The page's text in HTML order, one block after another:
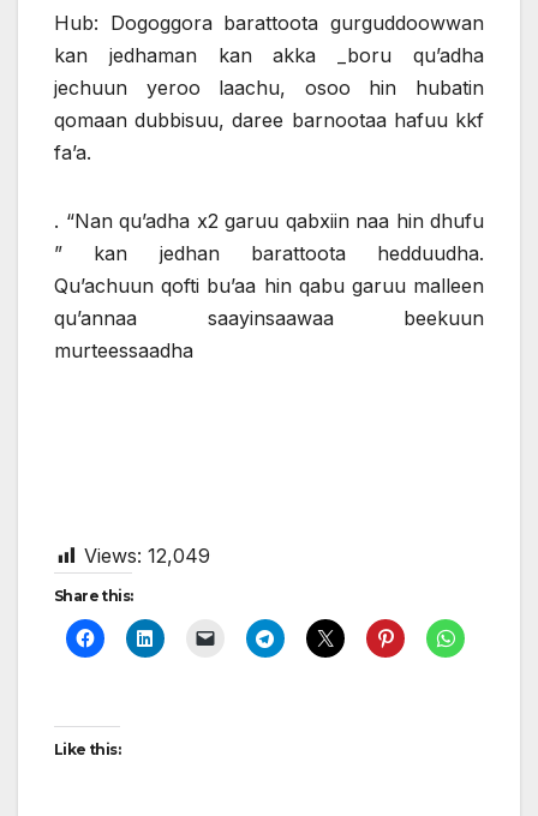
Hub: Dogoggora barattoota gurguddoowwan
kan jedhaman kan akka _boru qu’adha
jechuun yeroo laachu, osoo hin hubatin
qomaan dubbisuu, daree barnootaa hafuu kkf
fa’a.
. “Nan qu’adha x2 garuu qabxiin naa hin dhufu
” kan jedhan barattoota hedduudha.
Qu’achuun qofti bu’aa hin qabu garuu malleen
qu’annaa saayinsaawaa beekuun
murteessaadha
Views: 12,049
Share this:
Like this: